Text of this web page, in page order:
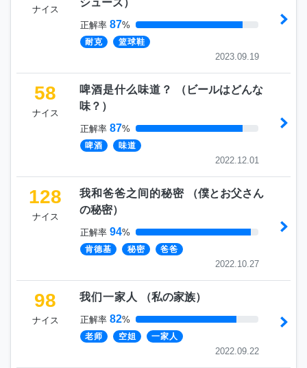
ナイス
シューズ ）
正解率 87%
耐克 篮球鞋
2023.09.19
58
ナイス
啤酒是什么味道？ （ ビールはどんな
味？ ）
正解率 87%
啤酒 味道
2022.12.01
128
ナイス
我和爸爸之间的秘密 （僕とお父さん
の秘密）
正解率 94%
肯德基 秘密 爸爸
2022.10.27
98
ナイス
我们一家人 （私の家族）
正解率 82%
老师 空姐 一家人
2022.09.22